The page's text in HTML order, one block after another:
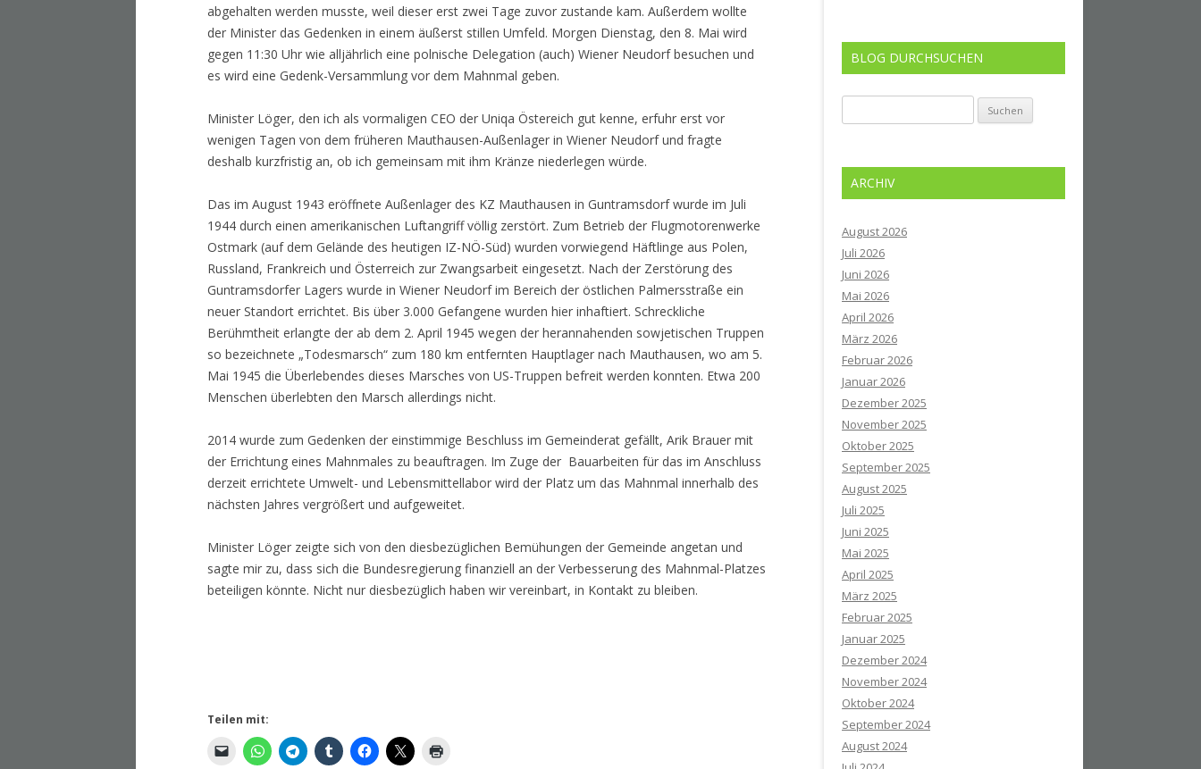
abgehalten werden musste, weil dieser erst zwei Tage zuvor zustande kam. Außerdem wollte
der Minister das Gedenken in einem äußerst stillen Umfeld. Morgen Dienstag, den 8. Mai wird
gegen 11:30 Uhr wie alljährlich eine polnische Delegation (auch) Wiener Neudorf besuchen und
es wird eine Gedenk-Versammlung vor dem Mahnmal geben.
Minister Löger, den ich als vormaligen CEO der Uniqa Östereich gut kenne, erfuhr erst vor
wenigen Tagen von dem früheren Mauthausen-Außenlager in Wiener Neudorf und fragte
deshalb kurzfristig an, ob ich gemeinsam mit ihm Kränze niederlegen würde.
Das im August 1943 eröffnete Außenlager des KZ Mauthausen in Guntramsdorf wurde im Juli
1944 durch einen amerikanischen Luftangriff völlig zerstört. Zum Betrieb der Flugmotorenwerke
Ostmark (auf dem Gelände des heutigen IZ-NÖ-Süd) wurden vorwiegend Häftlinge aus Polen,
Russland, Frankreich und Österreich zur Zwangsarbeit eingesetzt. Nach der Zerstörung des
Guntramsdorfer Lagers wurde in Wiener Neudorf im Bereich der östlichen Palmersstraße ein
neuer Standort errichtet. Bis über 3.000 Gefangene wurden hier inhaftiert. Schreckliche
Berühmtheit erlangte der ab dem 2. April 1945 wegen der herannahenden sowjetischen Truppen
so bezeichnete „Todesmarsch“ zum 180 km entfernten Hauptlager nach Mauthausen, wo am 5.
Mai 1945 die Überlebendes dieses Marsches von US-Truppen befreit werden konnten. Etwa 200
Menschen überlebten den Marsch allerdings nicht.
2014 wurde zum Gedenken der einstimmige Beschluss im Gemeinderat gefällt, Arik Brauer mit
der Errichtung eines Mahnmales zu beauftragen. Im Zuge der Bauarbeiten für das im Anschluss
derzeit errichtete Umwelt- und Lebensmittellabor wird der Platz um das Mahnmal innerhalb des
nächsten Jahres vergrößert und aufgeweitet.
Minister Löger zeigte sich von den diesbezüglichen Bemühungen der Gemeinde angetan und
sagte mir zu, dass sich die Bundesregierung finanziell an der Verbesserung des Mahnmal-Platzes
beteiligen könnte. Nicht nur diesbezüglich haben wir vereinbart, in Kontakt zu bleiben.
Teilen mit:
BLOG DURCHSUCHEN
nach:
ARCHIV
August 2026
Juli 2026
Juni 2026
Mai 2026
April 2026
März 2026
Februar 2026
Januar 2026
Dezember 2025
November 2025
Oktober 2025
September 2025
August 2025
Juli 2025
Juni 2025
Mai 2025
April 2025
März 2025
Februar 2025
Januar 2025
Dezember 2024
November 2024
Oktober 2024
September 2024
August 2024